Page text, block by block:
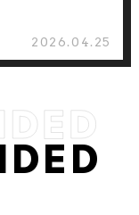
2026.04.25